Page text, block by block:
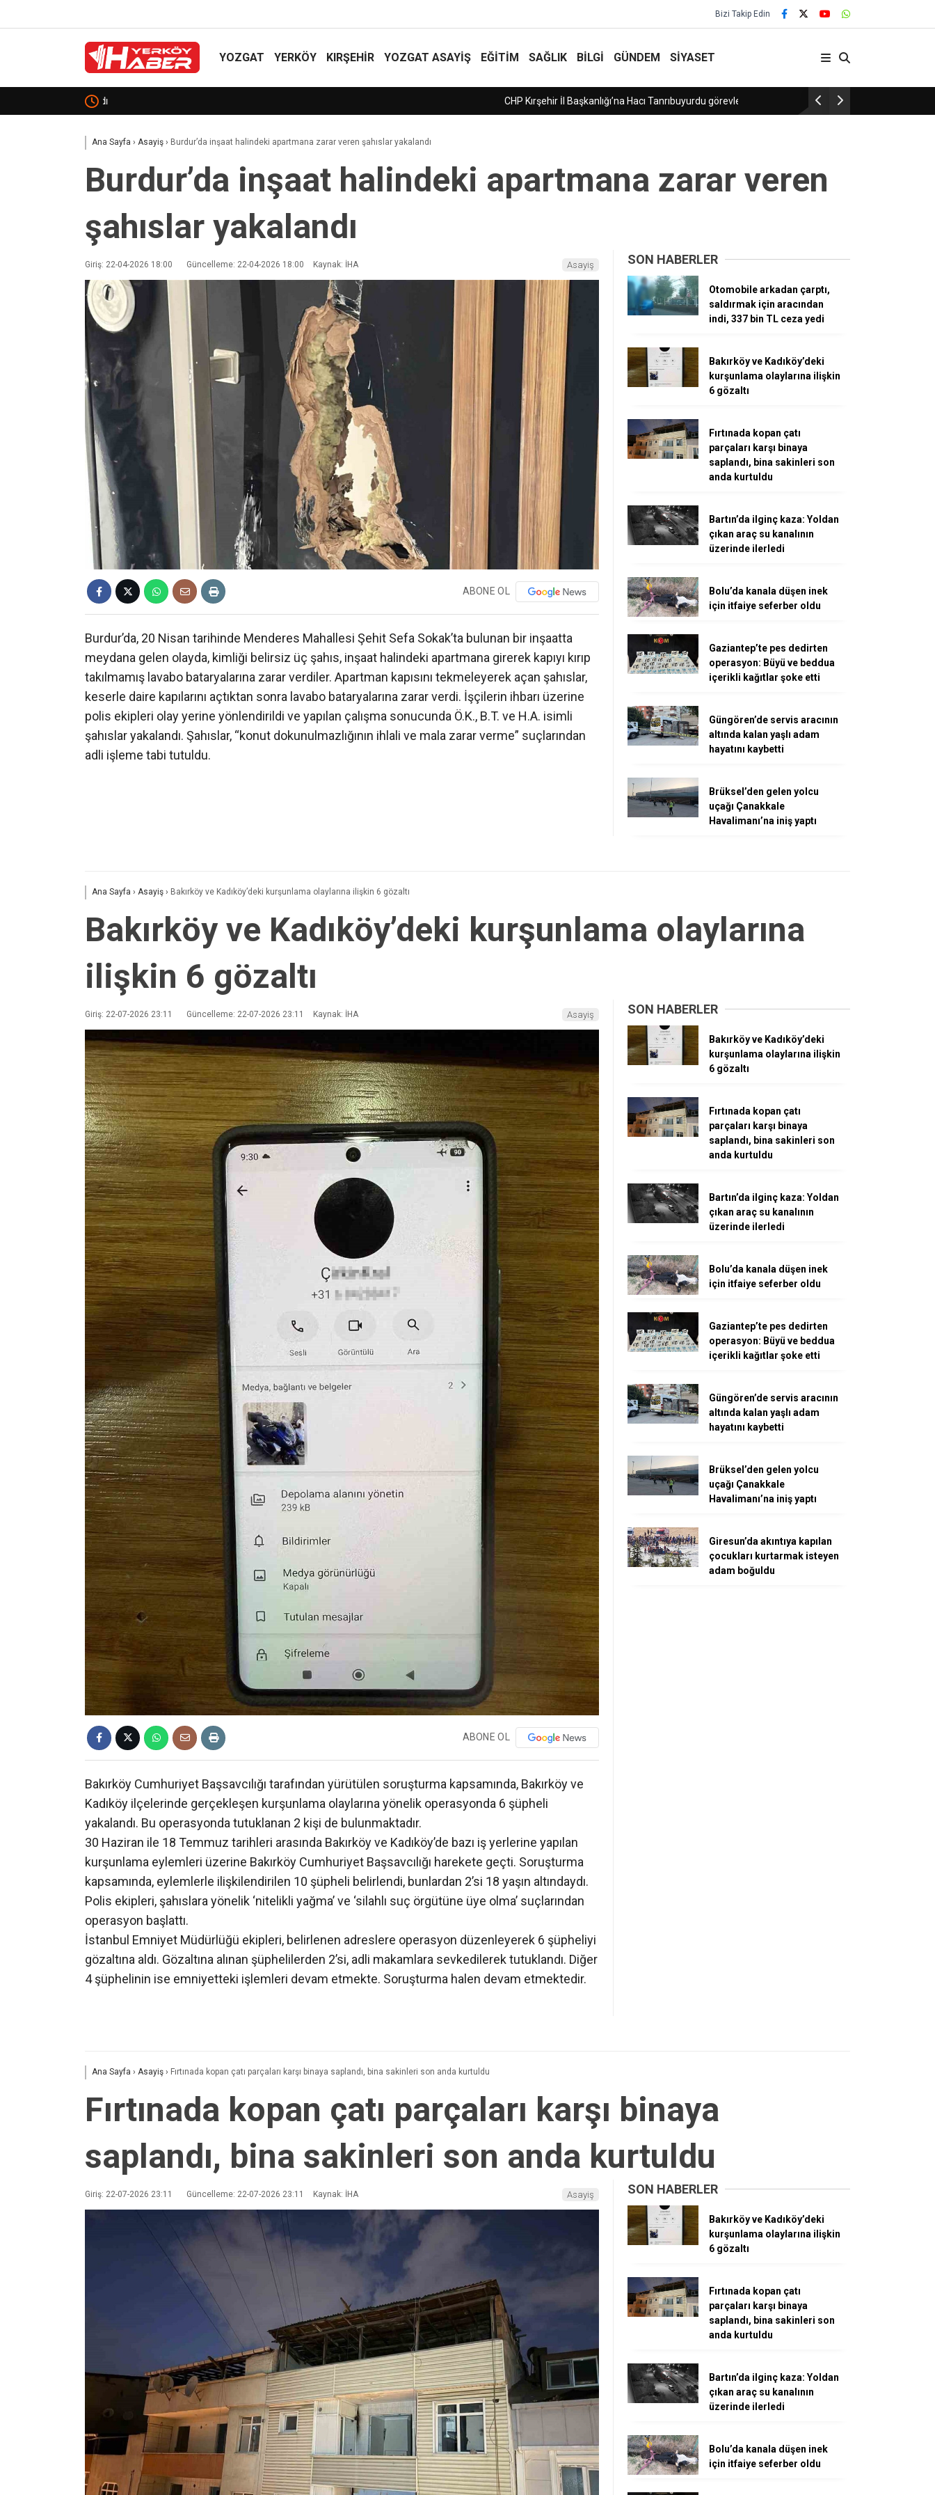
Bizi Takip Edin
YOZGAT YERKÖY KIRŞEHİR YOZGAT ASAYIŞ EĞİTİM SAĞLIK BİLGİ GÜNDEM SİYASET
CHP Kırşehir İl Başkanlığı’na Hacı Tanrıbuyurdu görevlendirildi Sosyal medya paylaşımları ele verdi, drift
Ana Sayfa › Asayiş › Burdur’da inşaat halindeki apartmana zarar veren şahıslar yakalandı
Burdur’da inşaat halindeki apartmana zarar veren
şahıslar yakalandı
Giriş: 22-04-2026 18:00 Güncelleme: 22-04-2026 18:00 Kaynak: İHA Asayiş
ABONE OL
Burdur’da, 20 Nisan tarihinde Menderes Mahallesi Şehit Sefa Sokak’ta bulunan bir inşaatta
meydana gelen olayda, kimliği belirsiz üç şahıs, inşaat halindeki apartmana girerek kapıyı kırıp
takılmamış lavabo bataryalarına zarar verdiler. Apartman kapısını tekmeleyerek açan şahıslar,
keserle daire kapılarını açtıktan sonra lavabo bataryalarına zarar verdi. İşçilerin ihbarı üzerine
polis ekipleri olay yerine yönlendirildi ve yapılan çalışma sonucunda Ö.K., B.T. ve H.A. isimli
şahıslar yakalandı. Şahıslar, “konut dokunulmazlığının ihlali ve mala zarar verme” suçlarından
adli işleme tabi tutuldu.
SON HABERLER
Otomobile arkadan çarptı,
saldırmak için aracından
indi, 337 bin TL ceza yedi
Bakırköy ve Kadıköy’deki
kurşunlama olaylarına ilişkin
6 gözaltı
Fırtınada kopan çatı
parçaları karşı binaya
saplandı, bina sakinleri son
anda kurtuldu
Bartın’da ilginç kaza: Yoldan
çıkan araç su kanalının
üzerinde ilerledi
Bolu’da kanala düşen inek
için itfaiye seferber oldu
Gaziantep’te pes dedirten
operasyon: Büyü ve beddua
içerikli kağıtlar şoke etti
Güngören’de servis aracının
altında kalan yaşlı adam
hayatını kaybetti
Brüksel’den gelen yolcu
uçağı Çanakkale
Havalimanı’na iniş yaptı
Ana Sayfa › Asayiş › Bakırköy ve Kadıköy’deki kurşunlama olaylarına ilişkin 6 gözaltı
Bakırköy ve Kadıköy’deki kurşunlama olaylarına
ilişkin 6 gözaltı
Giriş: 22-07-2026 23:11 Güncelleme: 22-07-2026 23:11 Kaynak: İHA Asayiş
ABONE OL
Bakırköy Cumhuriyet Başsavcılığı tarafından yürütülen soruşturma kapsamında, Bakırköy ve
Kadıköy ilçelerinde gerçekleşen kurşunlama olaylarına yönelik operasyonda 6 şüpheli
yakalandı. Bu operasyonda tutuklanan 2 kişi de bulunmaktadır.
30 Haziran ile 18 Temmuz tarihleri arasında Bakırköy ve Kadıköy’de bazı iş yerlerine yapılan
kurşunlama eylemleri üzerine Bakırköy Cumhuriyet Başsavcılığı harekete geçti. Soruşturma
kapsamında, eylemlerle ilişkilendirilen 10 şüpheli belirlendi, bunlardan 2’si 18 yaşın altındaydı.
Polis ekipleri, şahıslara yönelik ‘nitelikli yağma’ ve ‘silahlı suç örgütüne üye olma’ suçlarından
operasyon başlattı.
İstanbul Emniyet Müdürlüğü ekipleri, belirlenen adreslere operasyon düzenleyerek 6 şüpheliyi
gözaltına aldı. Gözaltına alınan şüphelilerden 2’si, adli makamlara sevkedilerek tutuklandı. Diğer
4 şüphelinin ise emniyetteki işlemleri devam etmekte. Soruşturma halen devam etmektedir.
SON HABERLER
Bakırköy ve Kadıköy’deki
kurşunlama olaylarına ilişkin
6 gözaltı
Fırtınada kopan çatı
parçaları karşı binaya
saplandı, bina sakinleri son
anda kurtuldu
Bartın’da ilginç kaza: Yoldan
çıkan araç su kanalının
üzerinde ilerledi
Bolu’da kanala düşen inek
için itfaiye seferber oldu
Gaziantep’te pes dedirten
operasyon: Büyü ve beddua
içerikli kağıtlar şoke etti
Güngören’de servis aracının
altında kalan yaşlı adam
hayatını kaybetti
Brüksel’den gelen yolcu
uçağı Çanakkale
Havalimanı’na iniş yaptı
Giresun’da akıntıya kapılan
çocukları kurtarmak isteyen
adam boğuldu
Ana Sayfa › Asayiş › Fırtınada kopan çatı parçaları karşı binaya saplandı, bina sakinleri son anda kurtuldu
Fırtınada kopan çatı parçaları karşı binaya
saplandı, bina sakinleri son anda kurtuldu
Giriş: 22-07-2026 23:11 Güncelleme: 22-07-2026 23:11 Kaynak: İHA Asayiş SON HABERLER
Bakırköy ve Kadıköy’deki
kurşunlama olaylarına ilişkin
6 gözaltı
Fırtınada kopan çatı
parçaları karşı binaya
saplandı, bina sakinleri son
anda kurtuldu
Bartın’da ilginç kaza: Yoldan
çıkan araç su kanalının
üzerinde ilerledi
Bolu’da kanala düşen inek
için itfaiye seferber oldu